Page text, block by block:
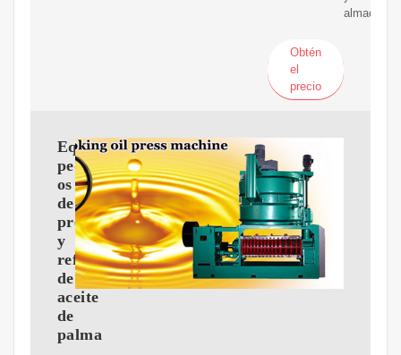
Obtén
el
precio
Equipos
peque?
os
de
prensado
y
refinado
de
aceite
de
palma